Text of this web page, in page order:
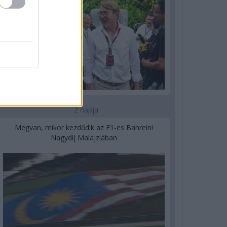
2 napja
Megvan, mikor kezdődik az F1-es Bahreini
Nagydíj Malajziában